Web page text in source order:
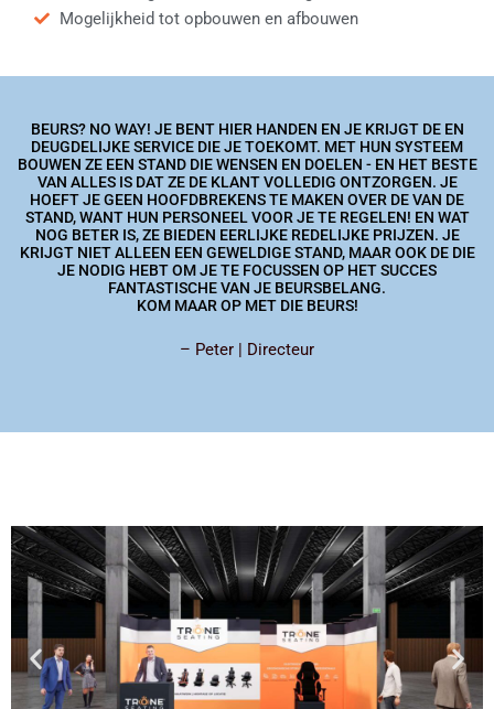
Mogelijkheid tot opbouwen en afbouwen
BEURS? NO WAY! JE BENT HIER HANDEN EN JE KRIJGT DE EN
DEUGDELIJKE SERVICE DIE JE TOEKOMT. MET HUN SYSTEEM
BOUWEN ZE EEN STAND DIE WENSEN EN DOELEN - EN HET BESTE
VAN ALLES IS DAT ZE DE KLANT VOLLEDIG ONTZORGEN. JE
HOEFT JE GEEN HOOFDBREKENS TE MAKEN OVER DE VAN DE
STAND, WANT HUN PERSONEEL VOOR JE TE REGELEN! EN WAT
NOG BETER IS, ZE BIEDEN EERLIJKE REDELIJKE PRIJZEN. JE
KRIJGT NIET ALLEEN EEN GEWELDIGE STAND, MAAR OOK DE DIE
JE NODIG HEBT OM JE TE FOCUSSEN OP HET SUCCES
FANTASTISCHE VAN JE BEURSBELANG.
KOM MAAR OP MET DIE BEURS!
– Peter | Directeur